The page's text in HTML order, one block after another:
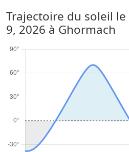
Trajectoire du soleil le
9, 2026 à Ghormach